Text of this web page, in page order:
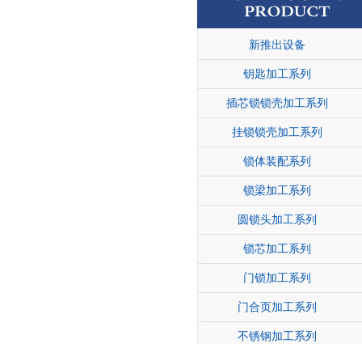
新推出设备
钥匙加工系列
插芯锁锁壳加工系列
挂锁锁壳加工系列
锁体装配系列
锁梁加工系列
圆锁头加工系列
锁芯加工系列
门锁加工系列
门合页加工系列
不锈钢加工系列